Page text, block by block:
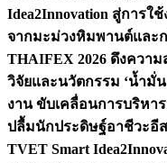
Idea2Innovation สู่การใช้
จากมะม่วงหิมพานต์และ
THAIFEX 2026 ดึงควา
วิจัยและนวัตกรรม ‘น้ำมั่
งาน ขับเคลื่อนการบริห
ปลื้มนักประดิษฐ์อาชีวะอี
TVET Smart